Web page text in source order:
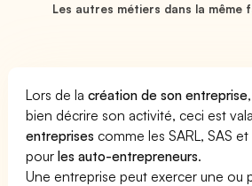
Les autres métiers dans la même
Lors de lacréation de son entreprise
bien décrire son activité, ceci est
entreprises comme les SARL, SAS
pourles auto-entrepreneurs.
Une entreprise peut exercer une ou